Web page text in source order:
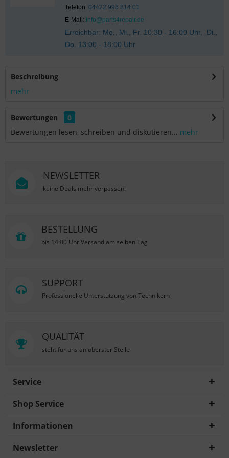
Telefon: 04422 996 814 01
E-Mail: info@parts4repair.de
Erreichbar: Mo., Mi., Fr. 10:30 - 16:00 Uhr, Di.,
Do. 13:00 - 18:00 Uhr
Beschreibung
mehr
Bewertungen
0
Bewertungen lesen, schreiben und diskutieren... mehr
NEWSLETTER
keine Deals mehr verpassen!
BESTELLUNG
bis 14:00 Uhr Versand am selben Tag
SUPPORT
Professionelle Unterstützung von Technikern
QUALITÄT
steht für uns an oberster Stelle
Service
Shop Service
Informationen
Newsletter